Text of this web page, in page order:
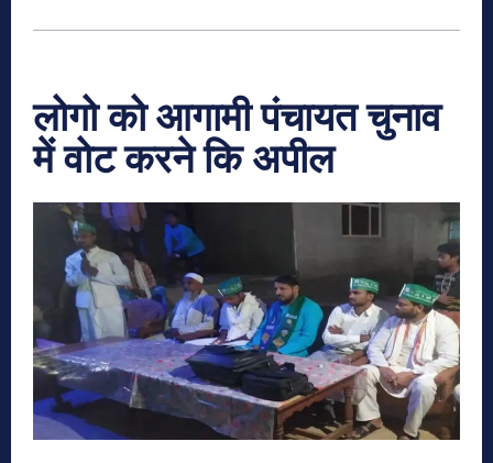
लोगो को आगामी पंचायत चुनाव
में वोट करने कि अपील